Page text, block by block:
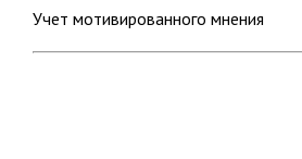
Учет мотивированного мнения